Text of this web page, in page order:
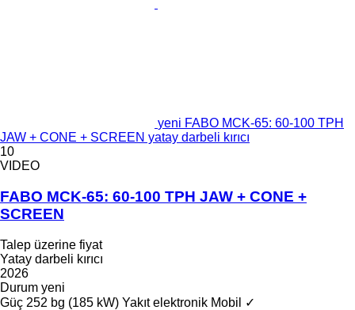
yeni FABO MCK-65: 60-100 TPH
JAW + CONE + SCREEN yatay darbeli kırıcı
10
VIDEO
FABO MCK-65: 60-100 TPH JAW + CONE +
SCREEN
Talep üzerine fiyat
Yatay darbeli kırıcı
2026
Durum yeni
Güç 252 bg (185 kW) Yakıt elektronik Mobil
✓